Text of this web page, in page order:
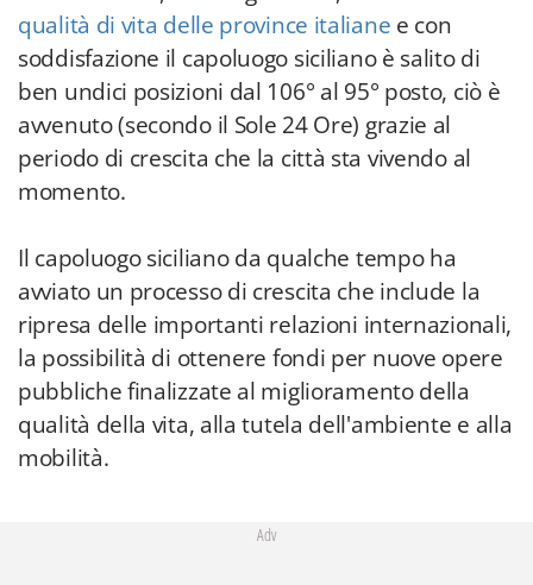
qualità di vita delle province italiane e con
soddisfazione il capoluogo siciliano è salito di
ben undici posizioni dal 106° al 95° posto, ciò è
avvenuto (secondo il Sole 24 Ore) grazie al
periodo di crescita che la città sta vivendo al
momento.
Il capoluogo siciliano da qualche tempo ha
avviato un processo di crescita che include la
ripresa delle importanti relazioni internazionali,
la possibilità di ottenere fondi per nuove opere
pubbliche finalizzate al miglioramento della
qualità della vita, alla tutela dell'ambiente e alla
mobilità.
Adv